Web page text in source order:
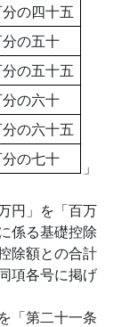
の四十五
の五十
の五十五
の六十
の六十五
の七十 」
円」を「百万
係る基礎控除
除額との合計
項各号に掲げ
「第二十一条